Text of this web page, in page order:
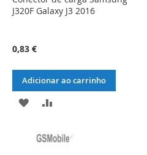
J320F Galaxy J3 2016
0,83 €
Adicionar ao carrinho
ADICIONAR
LISTA
ADICIONAR
COMPARAÇÃO